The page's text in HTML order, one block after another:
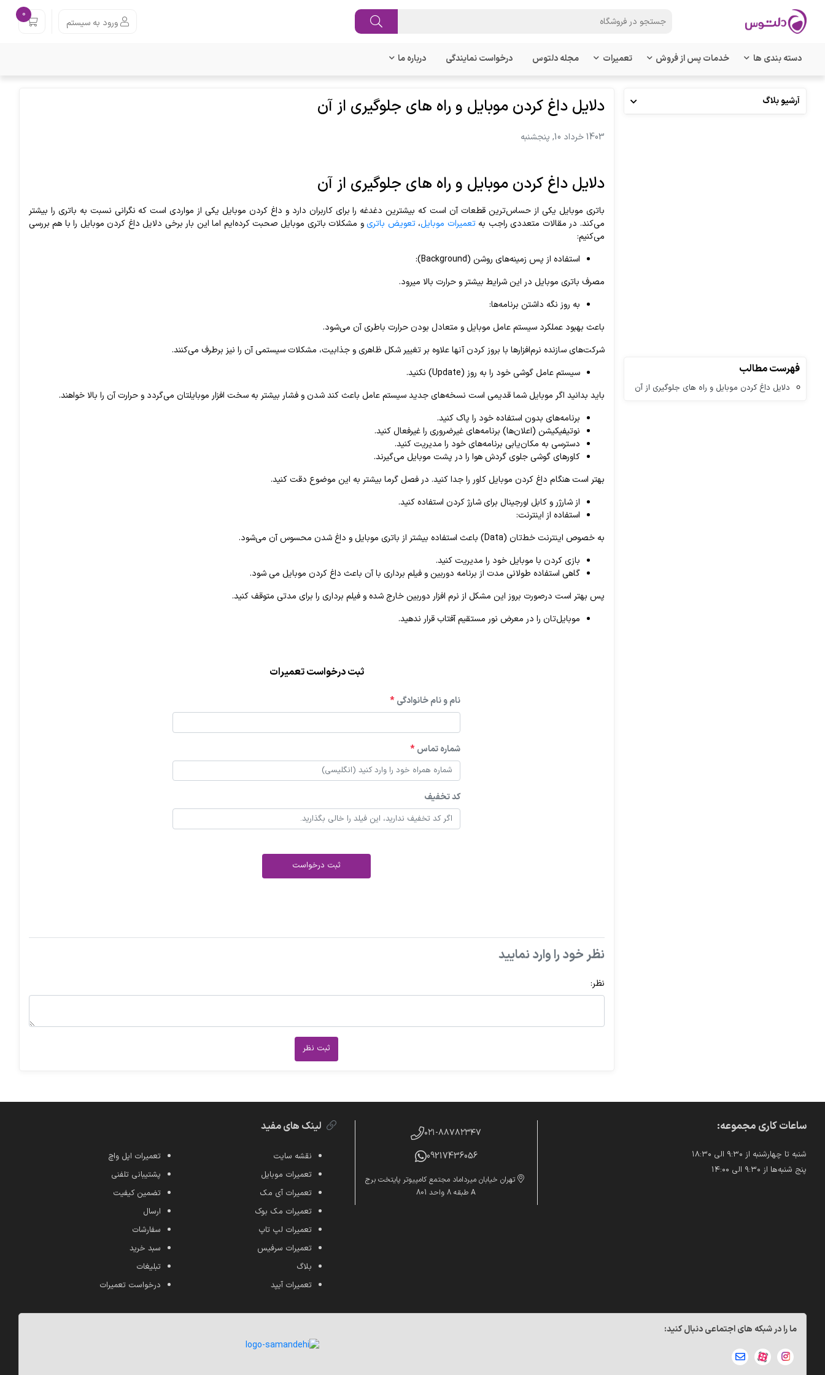
ورود به سیستم
0
دسته بندی ها خدمات پس از فروش تعمیرات مجله دلتوس درخواست نمایندگی درباره ما
آرشیو بلاگ
فهرست مطالب
دلایل داغ کردن موبایل و راه های جلوگیری از آن
دلایل داغ کردن موبایل و راه های جلوگیری از آن
1403 خرداد 10, پنجشنبه
دلایل داغ کردن موبایل و راه های جلوگیری از آن
باتری موبایل یکی از حساس‌ترین قطعات آن است که بیشترین دغدغه را برای کاربران دارد و داغ کردن موبایل یکی از مواردی است که نگرانی نسبت به باتری را بیشتر
می‌کند. در مقالات متعددی راجب بهتعمیرات موبایل،تعویض باتریو مشکلات باتری موبایل صحبت کرده‌ایم اما این بار برخی دلایل داغ کردن موبایل را با هم بررسی
می‌کنیم:
استفاده از پس زمینه‌های روشن (Background):
مصرف باتری موبایل در این شرایط بیشتر و حرارت بالا میرود.
به روز نگه داشتن برنامه‌ها:
باعث بهبود عملکرد سیستم عامل موبایل و متعادل بودن حرارت باطری آن می‌شود.
شرکت‌های سازنده نرم‌افزارها با بروز کردن آنها علاوه بر تغییر شکل ظاهری و جذابیت، مشکلات سیستمی آن را نیز برطرف می‌کنند.
سیستم عامل گوشی خود را به روز (Update) نکنید.
باید بدانید اگر موبایل شما قدیمی است نسخه‌های جدید سیستم عامل باعث کند شدن و فشار بیشتر به سخت افزار موبایلتان می‌گردد و حرارت آن را بالا خواهند.
برنامه‌های بدون استفاده خود را پاک کنید.
نوتیفیکیشن (اعلان‌ها) برنامه‌های غیرضروری را غیرفعال کنید.
دسترسی به مکان‌یابی برنامه‌های خود را مدیریت کنید.
کاورهای گوشی جلوی گردش هوا را در پشت موبایل می‌گیرند.
بهتر است هنگام داغ کردن موبایل کاور را جدا کنید. در فصل گرما بیشتر به این موضوع دقت کنید.
از شارژر و کابل اورجینال برای شارژ کردن استفاده کنید.
استفاده از اینترنت:
به خصوص اینترنت خط‌تان (Data) باعث استفاده بیشتر از باتری موبایل و داغ شدن محسوس آن می‌شود.
بازی کردن با موبایل خود را مدیریت کنید.
گاهی استفاده طولانی مدت از برنامه دوربین و فیلم برداری با آن باعث داغ کردن موبایل می شود.
پس بهتر است درصورت بروز این مشکل از نرم افزار دوربین خارج شده و فیلم برداری را برای مدتی متوقف کنید.
موبایل‌تان را در معرض نور مستقیم آفتاب قرار ندهید.
ثبت درخواست تعمیرات
نام و نام خانوادگی *
شماره تماس *
کد تخفیف
ثبت درخواست
نظر خود را وارد نمایید
نظر:
ثبت نظر
ساعات کاری مجموعه:
شنبه تا چهارشنبه از ۹:۳۰ الی ۱۸:۳۰
پنج شنبه‌ها از ۹:۳۰ الی ۱۴:۰۰
۰۲۱-۸۸۷۸۲۳۴۷
09217436056
تهران خیابان میرداماد مجتمع کامپیوتر پایتخت برج
A طبقه 8 واحد 801
لینک های مفید
نقشه سایت
تعمیرات موبایل
تعمیرات آی مک
تعمیرات مک بوک
تعمیرات لپ تاپ
تعمیرات سرفیس
بلاگ
تعمیرات آیپد
تعمیرات اپل واچ
پشتیبانی تلفنی
تضمین کیفیت
ارسال
سفارشات
سبد خرید
تبلیغات
درخواست تعمیرات
ما را در شبکه های اجتماعی دنبال کنید: